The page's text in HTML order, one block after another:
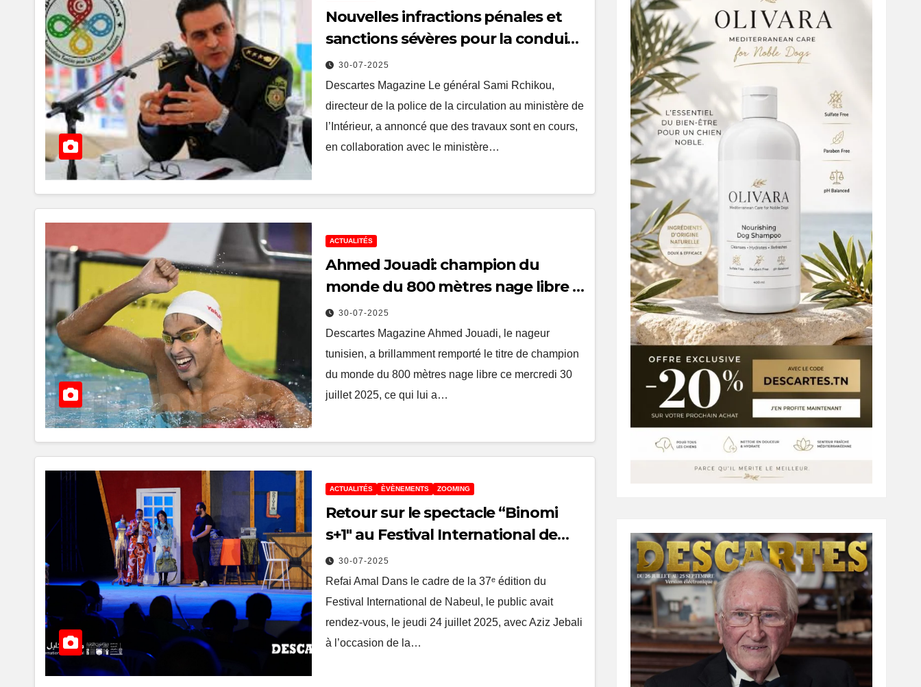
Nouvelles infractions pénales et
sanctions sévères pour la conduite
sous l’emprise de drogues et
d’alcool
30-07-2025
Descartes Magazine Le général Sami Rchikou,
directeur de la police de la circulation au ministère de
l’Intérieur, a annoncé que des travaux sont en cours,
en collaboration avec le ministère…
ACTUALITÉS
Ahmed Jouadi: champion du
monde du 800 mètres nage libre à
Singapour
30-07-2025
Descartes Magazine Ahmed Jouadi, le nageur
tunisien, a brillamment remporté le titre de champion
du monde du 800 mètres nage libre ce mercredi 30
juillet 2025, ce qui lui a…
ACTUALITÉS ÈVÈNEMENTS ZOOMING
Retour sur le spectacle “Binomi
s+1″ au Festival International de
Nabeul
30-07-2025
Refai Amal Dans le cadre de la 37ᵉ édition du
Festival International de Nabeul, le public avait
rendez-vous, le jeudi 24 juillet 2025, avec Aziz Jebali
à l’occasion de la…